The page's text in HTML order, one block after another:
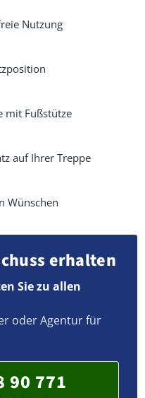
Nutzung
mit Fußstütze
auf Ihrer Treppe
Wünschen
erhalten
Sie zu allen
oder Agentur für
90 771